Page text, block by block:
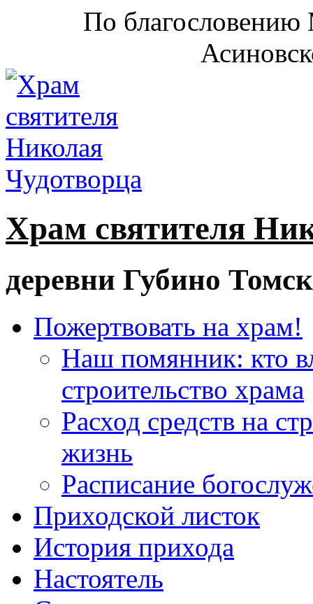
По благословению
Храм святителя
деревни Губино
Пожертвовать на храм!
Наш помянник: кто
строительство храма
Расход средств на
жизнь
Расписание
Приходской листок
История прихода
Настоятель